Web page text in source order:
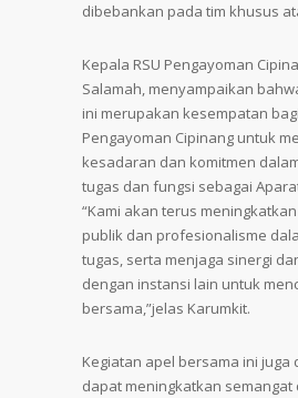
dibebankan pada tim khusus
Kepala RSU Pengayoman
Salamah, menyampaikan
ini merupakan kesempatan
Pengayoman Cipinang untuk
kesadaran dan komitmen
tugas dan fungsi sebagai
“Kami akan terus
publik dan profesionalisme
tugas, serta menjaga sinergi
dengan instansi lain untuk
bersama,”jelas Karumkit.
Kegiatan apel bersama ini juga
dapat meningkatkan semangat